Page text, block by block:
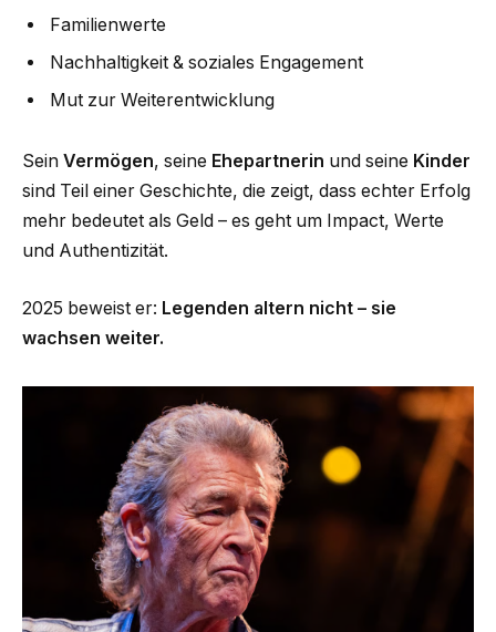
Familienwerte
Nachhaltigkeit & soziales Engagement
Mut zur Weiterentwicklung
Sein Vermögen, seine Ehepartnerin und seine Kinder
sind Teil einer Geschichte, die zeigt, dass echter Erfolg
mehr bedeutet als Geld – es geht um Impact, Werte
und Authentizität.
2025 beweist er: Legenden altern nicht – sie
wachsen weiter.